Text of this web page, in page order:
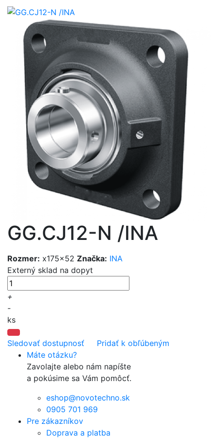
GG.CJ12-N /INA
Rozmer: x175x52 Značka: INA
Externý sklad na dopyt
+
-
ks
Sledovať dostupnosť
Pridať k obľúbeným
Máte otázku?
Zavolajte alebo nám napíšte
a pokúsime sa Vám pomôcť.
eshop@novotechno.sk
0905 701 969
Pre zákazníkov
Doprava a platba